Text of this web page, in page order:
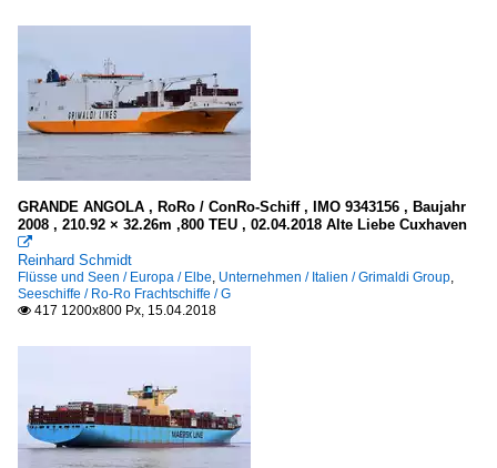
GRANDE ANGOLA , RoRo / ConRo-Schiff , IMO 9343156 , Baujahr
2008 , 210.92 × 32.26m ,800 TEU , 02.04.2018 Alte Liebe Cuxhaven

Reinhard Schmidt
Flüsse und Seen / Europa / Elbe, Unternehmen / Italien / Grimaldi Group,
Seeschiffe / Ro-Ro Frachtschiffe / G
 417 1200x800 Px, 15.04.2018